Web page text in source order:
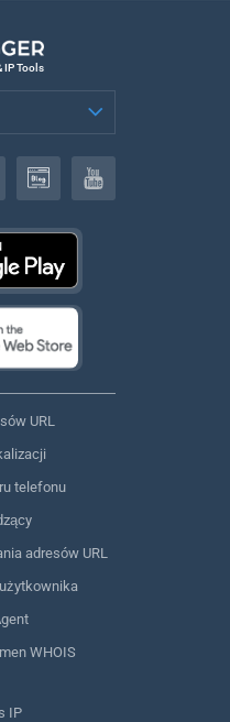
IP Tools
URL
telefonu
adresów URL
WHOIS
IP